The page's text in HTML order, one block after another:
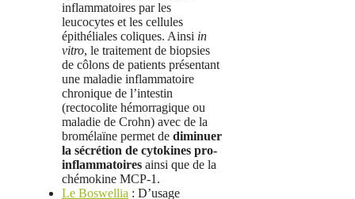
inflammatoires par les
leucocytes et les cellules
épithéliales coliques. Ainsi in
vitro, le traitement de biopsies
de côlons de patients présentant
une maladie inflammatoire
chronique de l’intestin
(rectocolite hémorragique ou
maladie de Crohn) avec de la
bromélaïne permet de diminuer
la sécrétion de cytokines pro-
inflammatoires ainsi que de la
chémokine MCP-1.
Le Boswellia : D’usage